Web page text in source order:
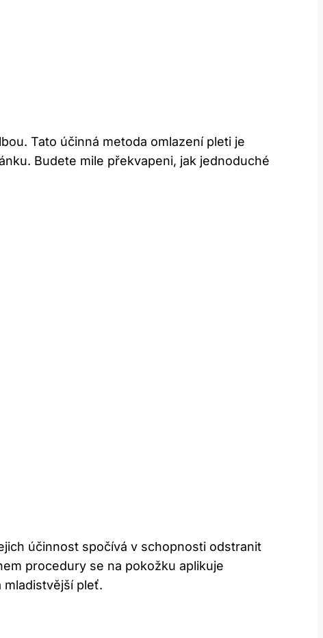
Tato účinná metoda omlazení pleti je
Budete mile překvapeni, jak jednoduché
účinnost spočívá v schopnosti odstranit
procedury se na pokožku aplikuje
pleť.